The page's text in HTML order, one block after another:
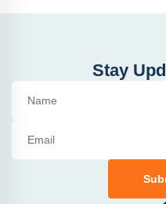
Stay